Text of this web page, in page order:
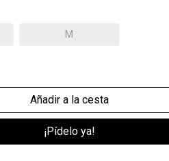
M
¡Pídelo ya!